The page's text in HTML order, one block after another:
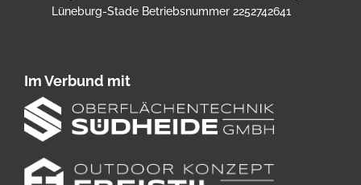
Lüneburg-Stade Betriebsnummer 2252742641
Im Verbund mit